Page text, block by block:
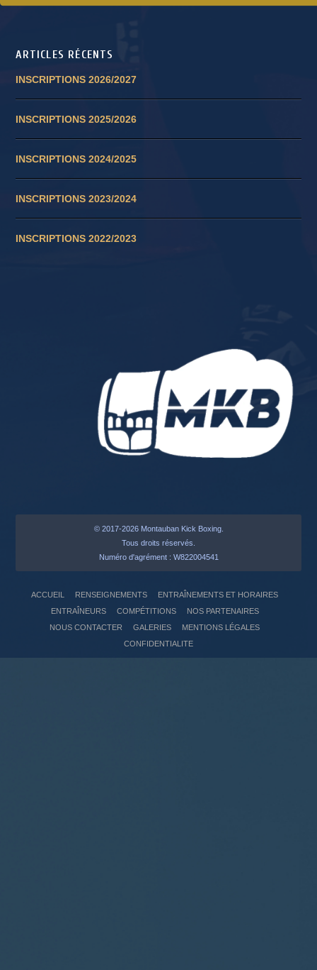
ARTICLES RÉCENTS
INSCRIPTIONS 2026/2027
INSCRIPTIONS 2025/2026
INSCRIPTIONS 2024/2025
INSCRIPTIONS 2023/2024
INSCRIPTIONS 2022/2023
© 2017-2026 Montauban Kick Boxing.
Tous droits réservés.
Numéro d'agrément : W822004541
ACCUEIL RENSEIGNEMENTS
ENTRAÎNEMENTS ET HORAIRES
ENTRAÎNEURS
COMPÉTITIONS
NOS PARTENAIRES
NOUS CONTACTER
GALERIES
MENTIONS LÉGALES
CONFIDENTIALITE